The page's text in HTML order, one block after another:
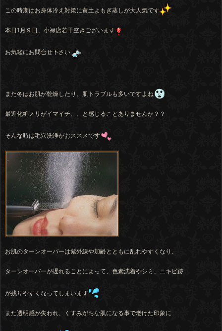
この時期はお身体冷え対策に黄土よもぎ蒸しが大人気です
本日1月９日、小禄店若干空きございます
お気軽にお問合せ下さい
また冬はお肌が乾燥したり、肌トラブルも多いですよね
最近化粧ノリがイマイチ、、と感じることありませんか？？
そんな時は毛穴洗浄がおススメです
お肌のターンオーバーは紫外線や加齢とともに乱れやすくなり、
ターンオーバーが遅れることによって、色素沈着やシミ、ニキビ跡
が残りやすくなってしまいます
また透明感が失われ、くすみがちな肌になる事で老けた印象に